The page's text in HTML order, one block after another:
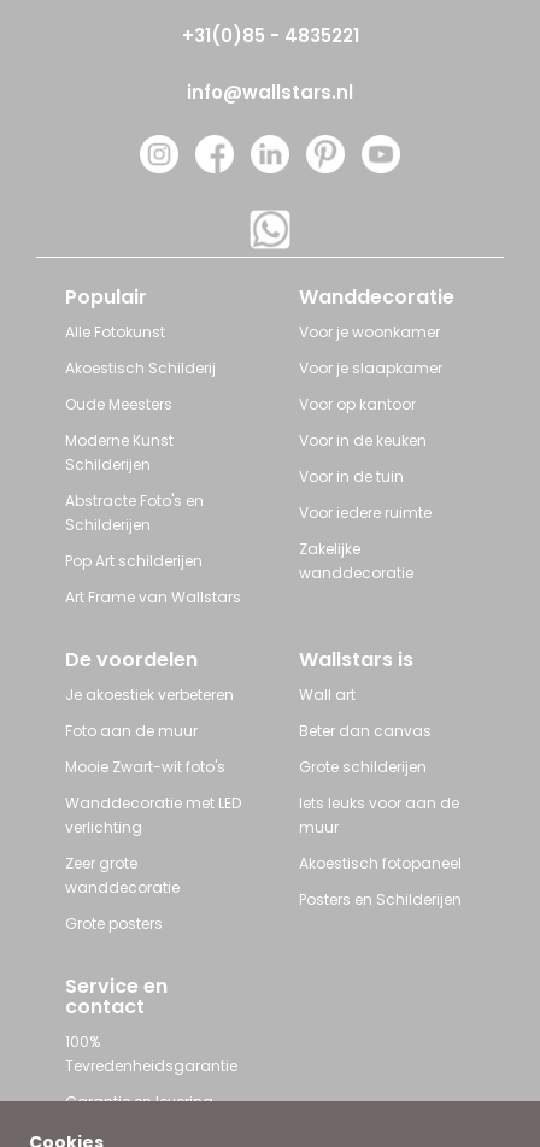
Cookies
+31(0)85 - 4835221
info@wallstars.nl
Populair
Alle Fotokunst
Akoestisch Schilderij
Oude Meesters
Moderne Kunst
Schilderijen
Abstracte Foto's en
Schilderijen
Pop Art schilderijen
Art Frame van Wallstars
Wanddecoratie
Voor je woonkamer
Voor je slaapkamer
Voor op kantoor
Voor in de keuken
Voor in de tuin
Voor iedere ruimte
Zakelijke
wanddecoratie
De voordelen
Je akoestiek verbeteren
Foto aan de muur
Mooie Zwart-wit foto's
Wanddecoratie met LED
verlichting
Zeer grote
wanddecoratie
Grote posters
Wallstars is
Wall art
Beter dan canvas
Grote schilderijen
Iets leuks voor aan de
muur
Akoestisch fotopaneel
Posters en Schilderijen
Service en
contact
100%
Tevredenheidsgarantie
Garantie en levering
Contact met Wallstars